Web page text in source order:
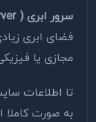
سرور ابری (
فضای ابری
مجازی یا
تا اطلاعات
به صورت کاملا